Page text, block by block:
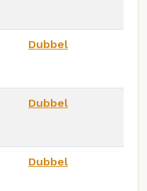
Dubbel
Dubbel
Dubbel